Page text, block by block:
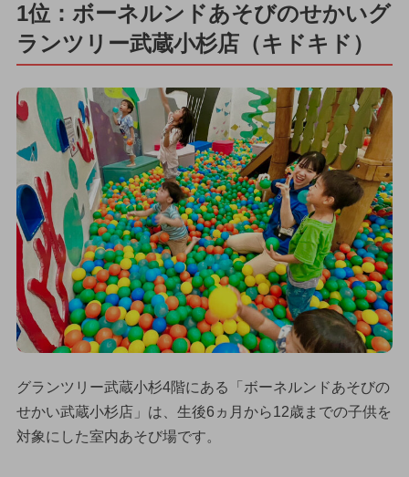
1位：ボーネルンドあそびのせかいグ
ランツリー武蔵小杉店（キドキド）
グランツリー武蔵小杉4階にある「ボーネルンドあそびの
せかい武蔵小杉店」は、生後6ヵ月から12歳までの子供を
対象にした室内あそび場です。